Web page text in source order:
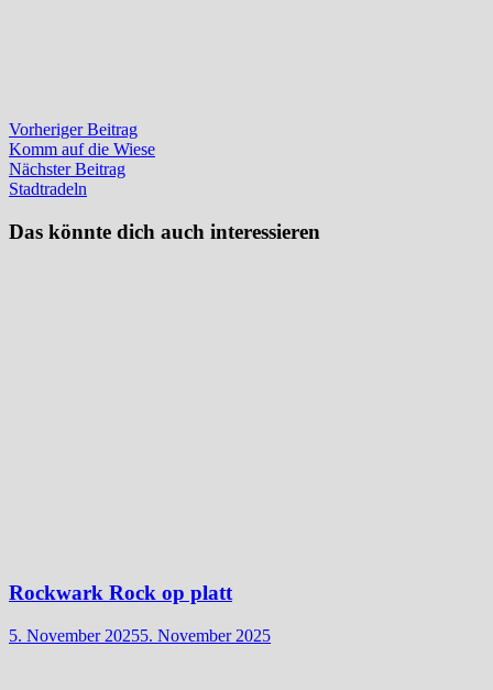
Beitragsnavigation
Vorheriger BeitragVorheriger
Beitrag:
Komm auf die Wiese
Nächster BeitragNächster
Stadtradeln
Das könnte dich auch interessieren
Rockwark Rock op platt
5. November 20255. November 2025